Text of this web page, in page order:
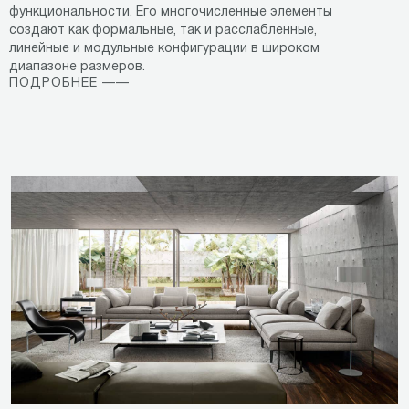
функциональности. Его многочисленные элементы
создают как формальные, так и расслабленные,
линейные и модульные конфигурации в широком
диапазоне размеров.
ПОДРОБНЕЕ ——